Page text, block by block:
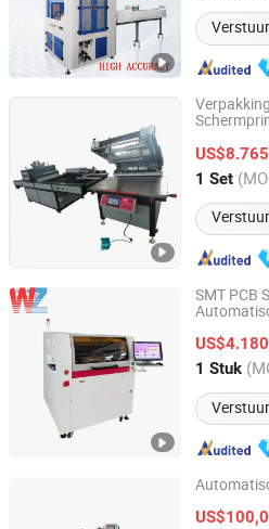
1 Set
Shenzhen Tamprinter Printing
Guangdong, China
SMT PCB
1 Stuk
Shenzhen Tuoxing
Guangdong, China
Zhejiang Jinbao Machinery Co.,